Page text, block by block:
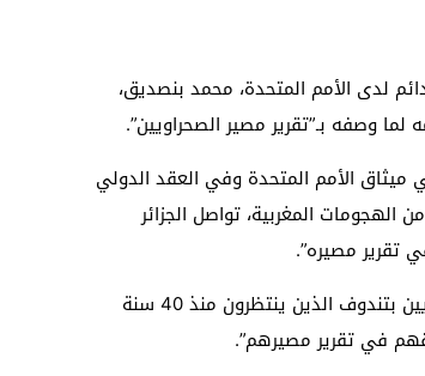
لدى الأمم المتحدة، محمد بنصديق،
وصفه بـ”تقرير مصير الصحراويين”.
ميثاق الأمم المتحدة وفي العقد الدولي
الهجومات المغربية، تواصل الجزائر
تقرير مصيره”.
وأكد بنصديق أن “الجزائر تواصل احتضانها للاجئين الصحراويين بتندوف الذين ينتظرون منذ 40 سنة
في تقرير مصيرهم”.